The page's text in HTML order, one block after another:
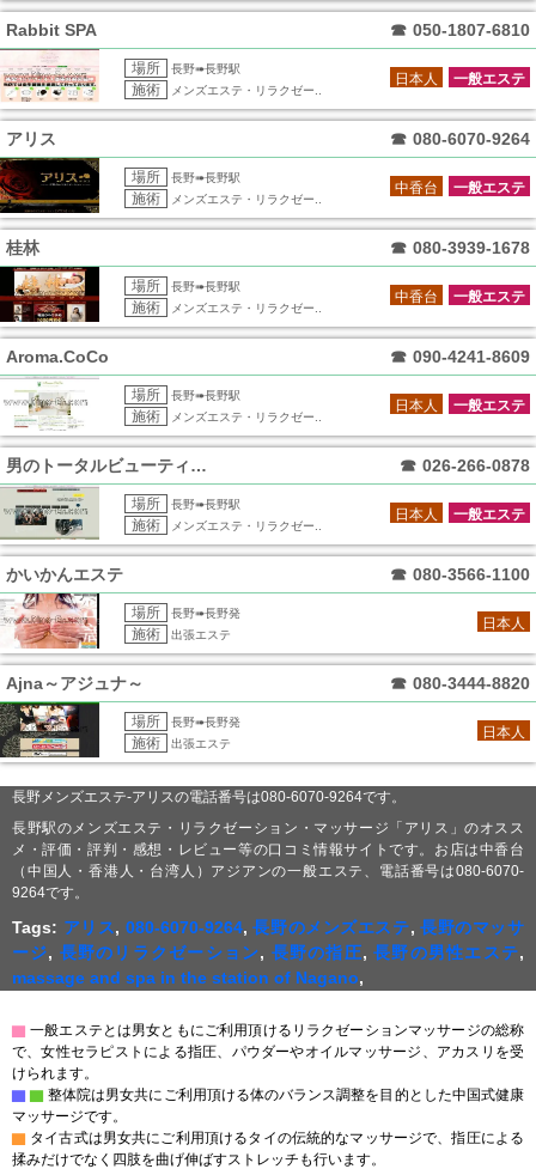
Rabbit SPA ☎ 050-1807-6810
場所 長野➠長野駅
施術 メンズエステ・リラクゼー..
一般エステ
日本人
アリス ☎ 080-6070-9264
場所 長野➠長野駅
施術 メンズエステ・リラクゼー..
一般エステ
中香台
桂林 ☎ 080-3939-1678
場所 長野➠長野駅
施術 メンズエステ・リラクゼー..
一般エステ
中香台
Aroma.CoCo ☎ 090-4241-8609
場所 長野➠長野駅
施術 メンズエステ・リラクゼー..
一般エステ
日本人
男のトータルビューティー BASE ☎ 026-266-0878
場所 長野➠長野駅
施術 メンズエステ・リラクゼー..
一般エステ
日本人
かいかんエステ ☎ 080-3566-1100
場所 長野➠長野発
施術 出張エステ
日本人
Ajna～アジュナ～ ☎ 080-3444-8820
場所 長野➠長野発
施術 出張エステ
日本人
長野メンズエステ-アリスの電話番号は080-6070-9264です。
長野駅のメンズエステ・リラクゼーション・マッサージ「アリス」のオスス
メ・評価・評判・感想・レビュー等の口コミ情報サイトです。お店は中香台
（中国人・香港人・台湾人）アジアンの一般エステ、電話番号は080-6070-
9264です。
Tags: アリス, 080-6070-9264,長野のメンズエステ,長野のマッサ
ージ, 長野のリラクゼーション, 長野の指圧,長野の男性エステ,
massage and spa in the station of Nagano,
▇ 一般エステとは男女ともにご利用頂けるリラクゼーションマッサージの総称
で、女性セラピストによる指圧、パウダーやオイルマッサージ、アカスリを受
けられます。
▇ ▇ 整体院は男女共にご利用頂ける体のバランス調整を目的とした中国式健康
マッサージです。
▇ タイ古式は男女共にご利用頂けるタイの伝統的なマッサージで、指圧による
揉みだけでなく四肢を曲げ伸ばすストレッチも行います。